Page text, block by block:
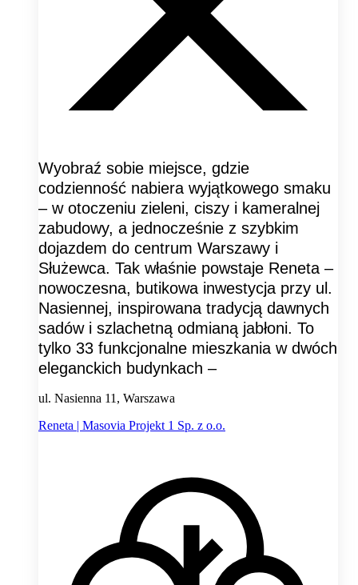
Wyobraź sobie miejsce, gdzie
codzienność nabiera wyjątkowego smaku
– w otoczeniu zieleni, ciszy i kameralnej
zabudowy, a jednocześnie z szybkim
dojazdem do centrum Warszawy i
Służewca. Tak właśnie powstaje Reneta –
nowoczesna, butikowa inwestycja przy ul.
Nasiennej, inspirowana tradycją dawnych
sadów i szlachetną odmianą jabłoni. To
tylko 33 funkcjonalne mieszkania w dwóch
eleganckich budynkach –
ul. Nasienna 11, Warszawa
Reneta | Masovia Projekt 1 Sp. z o.o.